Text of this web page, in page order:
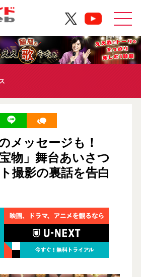
メッセージも！
物」舞台あいさつ
撮影の裏話を告白